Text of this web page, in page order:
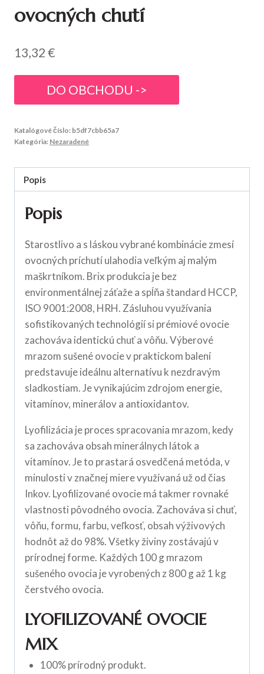
ovocných chutí
13,32€
DO OBCHODU ->
Katalógové číslo: b5df7cbb65a7
Kategória: Nezaradené
Popis
Popis
Starostlivo a s láskou vybrané kombinácie zmesí
ovocných príchutí ulahodia veľkým aj malým
maškrtníkom. Brix produkcia je bez
environmentálnej záťaže a spĺňa štandard HCCP,
ISO 9001:2008, HRH. Zásluhou využívania
sofistikovaných technológií si prémiové ovocie
zachováva identickú chuť a vôňu. Výberové
mrazom sušené ovocie v praktickom balení
predstavuje ideálnu alternatívu k nezdravým
sladkostiam. Je vynikajúcim zdrojom energie,
vitamínov, minerálov a antioxidantov.
Lyofilizácia je proces spracovania mrazom, kedy
sa zachováva obsah minerálnych látok a
vitamínov. Je to prastará osvedčená metóda, v
minulosti v značnej miere využívaná už od čias
Inkov. Lyofilizované ovocie má takmer rovnaké
vlastnosti pôvodného ovocia. Zachováva si chuť,
vôňu, formu, farbu, veľkosť, obsah výživových
hodnôt až do 98%. Všetky živiny zostávajú v
prírodnej forme. Každých 100 g mrazom
sušeného ovocia je vyrobených z 800 g až 1 kg
čerstvého ovocia.
LYOFILIZOVANÉ OVOCIE
MIX
100% prírodný produkt.